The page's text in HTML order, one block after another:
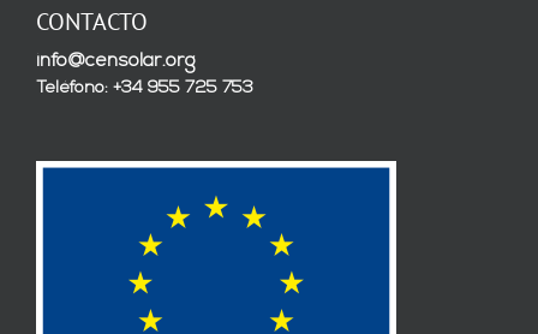
CONTACTO
info@censolar.org
Teléfono: +34 955 725 753